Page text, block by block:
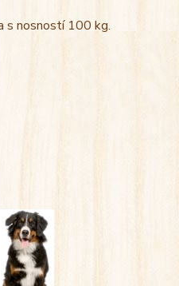
s nosností 100 kg.